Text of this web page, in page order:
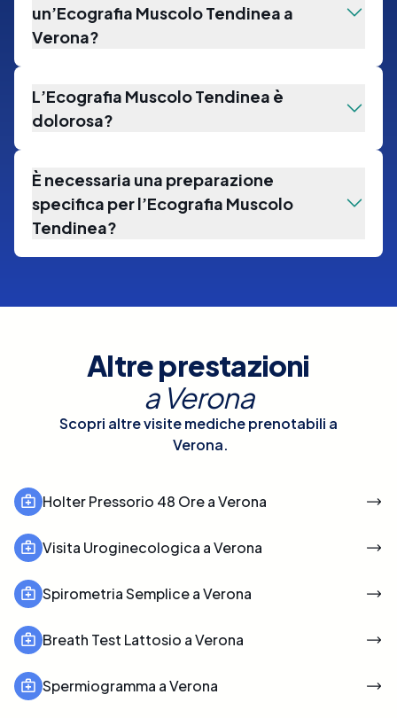
un’Ecografia Muscolo Tendinea a
Verona?
L’Ecografia Muscolo Tendinea è
dolorosa?
È necessaria una preparazione
specifica per l’Ecografia Muscolo
Tendinea?
Altre prestazioni
a Verona
Scopri altre visite mediche prenotabili a
Verona.
Holter Pressorio 48 Ore a Verona
Visita Uroginecologica a Verona
Spirometria Semplice a Verona
Breath Test Lattosio a Verona
Spermiogramma a Verona